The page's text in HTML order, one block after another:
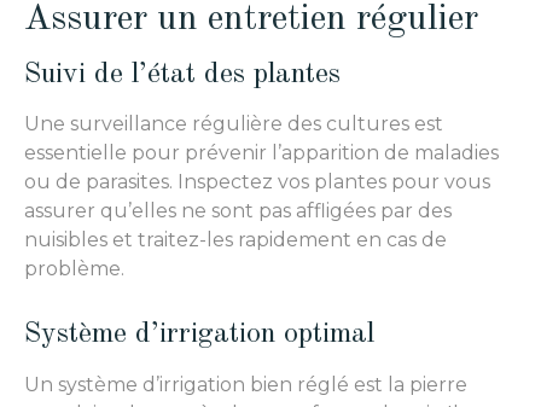
Assurer un entretien régulier
Suivi de l’état des plantes
Une surveillance régulière des cultures est
essentielle pour prévenir l’apparition de maladies
ou de parasites. Inspectez vos plantes pour vous
assurer qu’elles ne sont pas affligées par des
nuisibles et traitez-les rapidement en cas de
problème.
Système d’irrigation optimal
Un système d’irrigation bien réglé est la pierre